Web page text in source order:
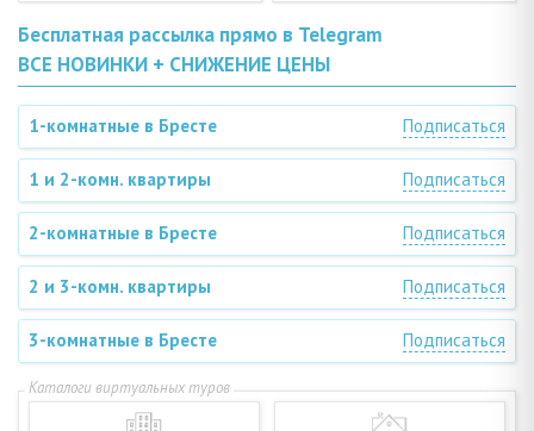
Бесплатная рассылка прямо в Telegram
ВСЕ НОВИНКИ + СНИЖЕНИЕ ЦЕНЫ
1-комнатные в Бресте Подписаться
1 и 2-комн. квартиры Подписаться
2-комнатные в Бресте Подписаться
2 и 3-комн. квартиры Подписаться
3-комнатные в Бресте Подписаться